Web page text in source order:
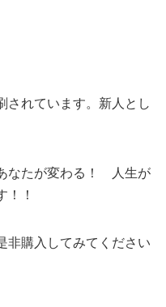
されています。新人とし
なたが変わる！ 人生が
！！
非購入してみてください